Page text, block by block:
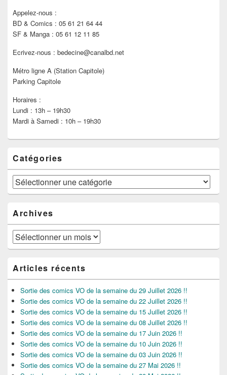
Appelez-nous :
BD & Comics : 05 61 21 64 44
SF & Manga : 05 61 12 11 85
Ecrivez-nous : bedecine@canalbd.net
Métro ligne A (Station Capitole)
Parking Capitole
Horaires :
Lundi : 13h – 19h30
Mardi à Samedi : 10h – 19h30
Catégories
Catégories
Archives
Archives
Articles récents
Sortie des comics VO de la semaine du 29 Juillet 2026 !!
Sortie des comics VO de la semaine du 22 Juillet 2026 !!
Sortie des comics VO de la semaine du 15 Juillet 2026 !!
Sortie des comics VO de la semaine du 08 Juillet 2026 !!
Sortie des comics VO de la semaine du 17 Juin 2026 !!
Sortie des comics VO de la semaine du 10 Juin 2026 !!
Sortie des comics VO de la semaine du 03 Juin 2026 !!
Sortie des comics VO de la semaine du 27 Mai 2026 !!